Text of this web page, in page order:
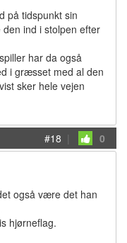
på tidspunkt sin
ind i stolpen efter
har da også
i græsset med al den
sker hele vejen
#18 | 0
også være det han
hjørneflag.